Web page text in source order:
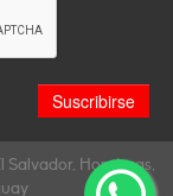
Salvador, Honduras,